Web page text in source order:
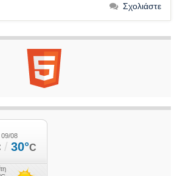
Σχολιάστε